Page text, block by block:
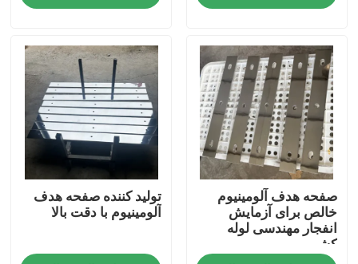
صفحه اصلی
محصولات
فیلم های
نمایش واقعیت مجازی
صفحه هدف آلومینیوم
خالص برای آزمایش
انفجار مهندسی لوله
کشی
تولید کننده صفحه هدف
آلومینیوم با دقت بالا